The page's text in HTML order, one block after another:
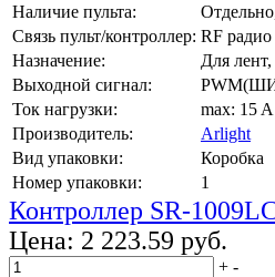
Наличие пульта:
Связь пульт/контроллер: RF радио
Назначение:
Для
Выходной сигнал:
Ток нагрузки:
max: 15 A
Производитель:
Arlight
Вид упаковки:
Коробка
Номер упаковки:
1
Контроллер SR-
Цена: 2 223.59 руб.
+ -